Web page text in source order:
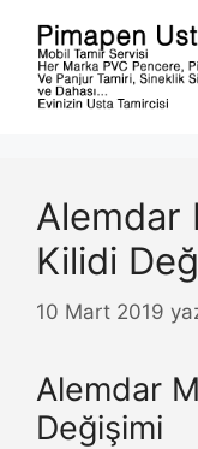
Alemdar
Kilidi
10 Mart 2019
Alemdar
Değişimi